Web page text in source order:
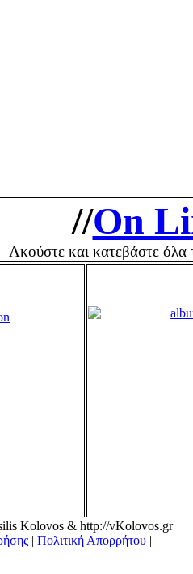
//On
Ακούστε και κατεβάστε
Kolovos & http://vKolovos.gr
| Πολιτική Απορρήτου |